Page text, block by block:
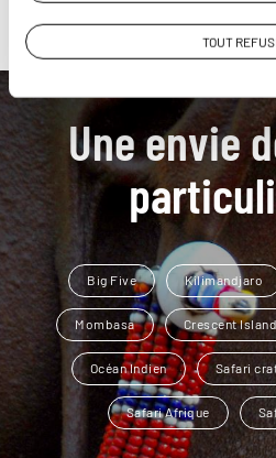
TOUT
Une envie
Big Five Kilimandjaro
Mombasa Crescent Island
Océan Indien Safari
Safari Afrique